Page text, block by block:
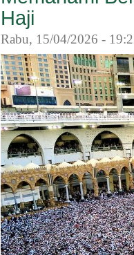
Haji
Rabu, 15/04/2026 -